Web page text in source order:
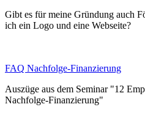
Gibt es für meine Gründung auch
ich ein Logo und eine Webseite?
FAQ Nachfolge-Finanzierung
Auszüge aus dem Seminar "12
Nachfolge-Finanzierung"